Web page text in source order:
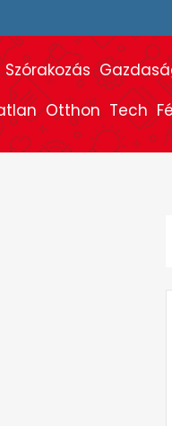
Szórakozás
Otthon Tech